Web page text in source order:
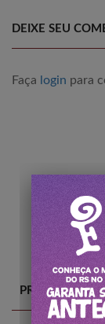
DEIXE SEU
Faça login para
PRINCIPAIS